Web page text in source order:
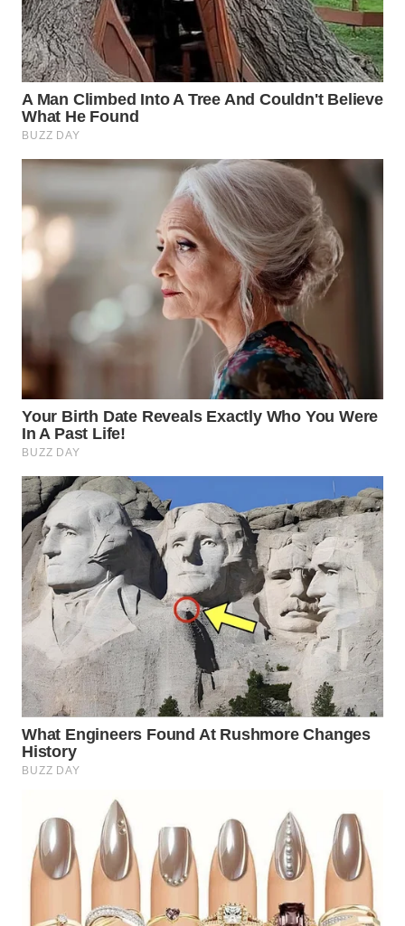
WAHANA
NEWS
WAHANA
TANI
WAHANA
WAHANA
INFRASTRUKTUR
KONSUMEN
WAHANA
WAHANA
TRAVEL
WAHANA
WAHANANEWS
ID
WAHANANEWS
CO ID
WAHANANEWS
NET
WAHANA
WAHANA
UMKM
SELEB